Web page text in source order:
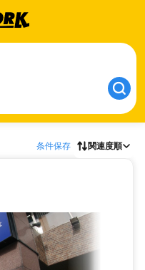
条件保存 関連度順